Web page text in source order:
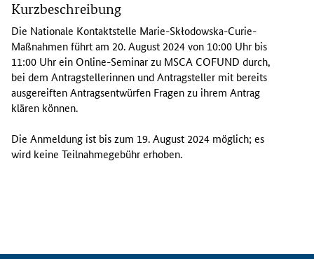
d
e
m
O
n
l
i
e
-
Kurzbeschreibung
Die Nationale Kontaktstelle Marie-Skłodowska-Curie-
Maßnahmen führt am 20. August 2024 von 10:00 Uhr bis
11:00 Uhr ein Online-Seminar zu MSCA COFUND durch,
bei dem Antragstellerinnen und Antragsteller mit bereits
ausgereiften Antragsentwürfen Fragen zu ihrem Antrag
klären können.
Die Anmeldung ist bis zum 19. August 2024 möglich; es
wird keine Teilnahmegebühr erhoben.